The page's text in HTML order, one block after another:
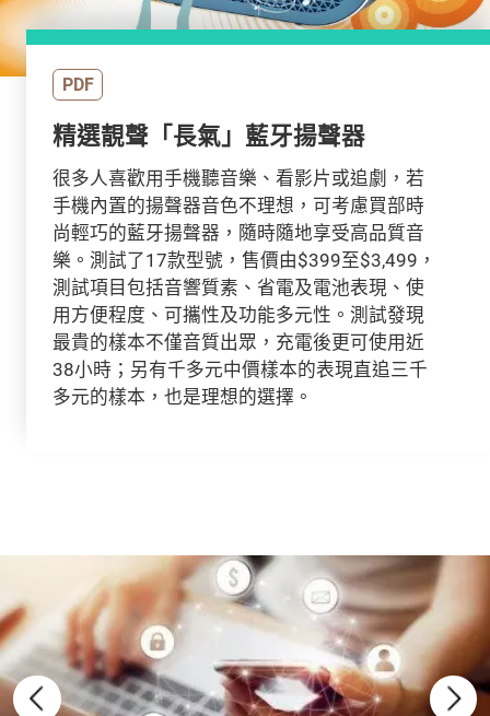
PDF
精選靚聲「長氣」藍牙揚聲器
很多人喜歡用手機聽音樂、看影片或追劇，若
手機內置的揚聲器音色不理想，可考慮買部時
尚輕巧的藍牙揚聲器，隨時隨地享受高品質音
樂。測試了17款型號，售價由$399至$3,499，
測試項目包括音響質素、省電及電池表現、使
用方便程度、可攜性及功能多元性。測試發現
最貴的樣本不僅音質出眾，充電後更可使用近
38小時；另有千多元中價樣本的表現直追三千
多元的樣本，也是理想的選擇。